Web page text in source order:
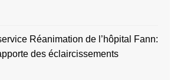
Réanimation de l’hôpital Fann:
des éclaircissements